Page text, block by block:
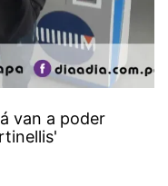
van a poder